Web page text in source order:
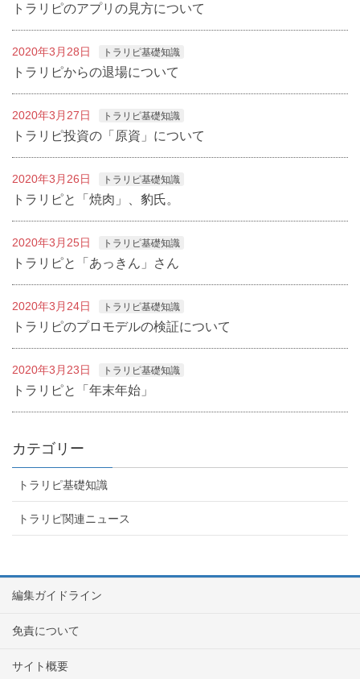
トラリピのアプリの見方について
2020年3月28日 トラリピ基礎知識
トラリピからの退場について
2020年3月27日 トラリピ基礎知識
トラリピ投資の「原資」について
2020年3月26日 トラリピ基礎知識
トラリピと「焼肉」、豹氏。
2020年3月25日 トラリピ基礎知識
トラリピと「あっきん」さん
2020年3月24日 トラリピ基礎知識
トラリピのプロモデルの検証について
2020年3月23日 トラリピ基礎知識
トラリピと「年末年始」
カテゴリー
トラリピ基礎知識
トラリピ関連ニュース
編集ガイドライン
免責について
サイト概要